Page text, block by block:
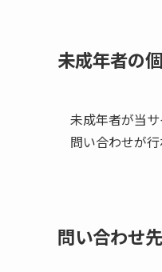
未成年者の
未成年者が当
問い合わせが
問い合わせ先